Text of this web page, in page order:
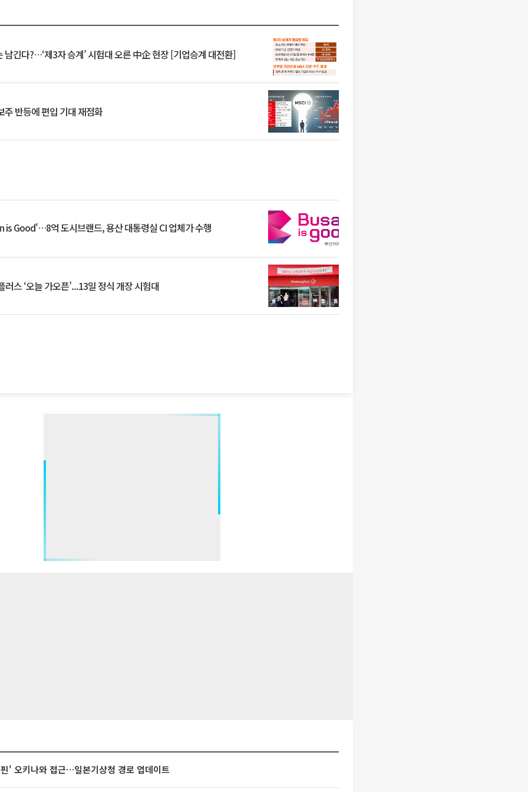
남긴다?…‘제3자 승계’ 시험대 오른 中企 현장 [기업승계 대전환]
반등에 편입 기대 재점화
is Good'…8억 도시브랜드, 용산 대통령실 CI 업체가 수행
스 ‘오늘 가오픈’...13일 정식 개장 시험대
' 오키나와 접근…일본기상청 경로 업데이트